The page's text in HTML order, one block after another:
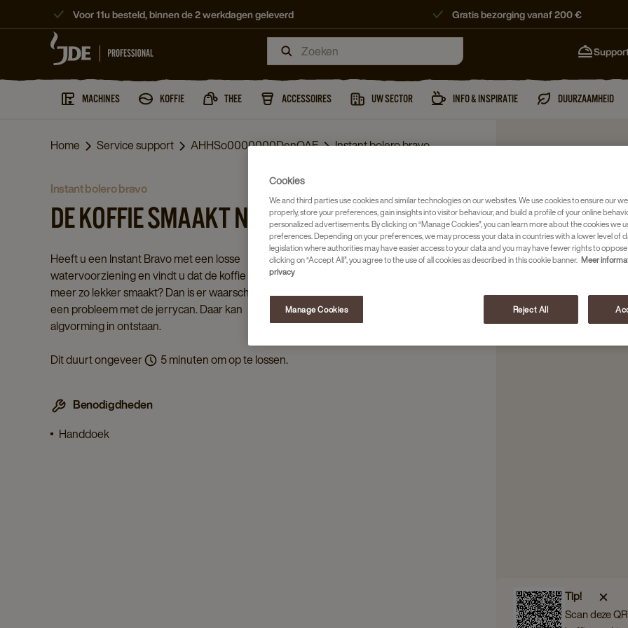
Voor 11u besteld, binnen de 2 werkdagen geleverd Gratis bezorging vanaf 200 €
MACHINES KOFFIE THEE ACCESSOIRES UW SECTOR INFO & INSPIRATIE DUURZAAMHEID
Home Service support AHHSo0000000DenOAE Instant bolero bravo
instant bolero bravo
DE KOFFIE SMAAKT NIET LEKKER
Heeft u een Instant Bravo met een losse
watervoorziening en vindt u dat de koffie niet
meer zo lekker smaakt? Dan is er waarschijnlijk
een probleem met de jerrycan. Daar kan
algvorming in ontstaan.
Dit duurt ongeveer
5 minuten om op te lossen.
Benodigdheden
Handdoek
Tip!
Scan deze
Cookies
We and third parties use cookies and similar technologies on our websites. We use cookies to ensure our
properly, store your preferences, gain insights into visitor behaviour, and build a profile of your online
personalized advertisements. By clicking on “Manage Cookies”, you can learn more about the cookies we
preferences. Depending on your preferences, we may process your data in countries with a lower level of
legislation where authorities may have easier access to your data and you may have fewer rights to
clicking on “Accept All”, you agree to the use of all cookies as described in this cookie banner. Meer
privacy
Manage Cookies Reject All